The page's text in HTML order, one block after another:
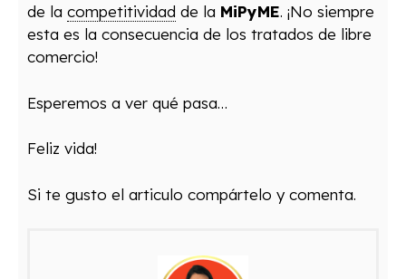
de la competitividad de la MiPyME. ¡No siempre
esta es la consecuencia de los tratados de libre
comercio!
Esperemos a ver qué pasa…
Feliz vida!
Si te gusto el articulo compártelo y comenta.